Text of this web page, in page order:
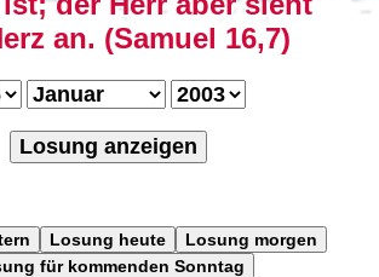
an. (Samuel 16,7)
Losung anzeigen
Losung heute
Losung morgen
für kommenden Sonntag